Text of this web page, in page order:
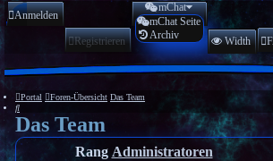
Anmelden
Registrieren
mChat
mChat Seite
Archiv
Width
Portal Foren-Übersicht Das Team
Suche
Das Team
Rang Administratoren